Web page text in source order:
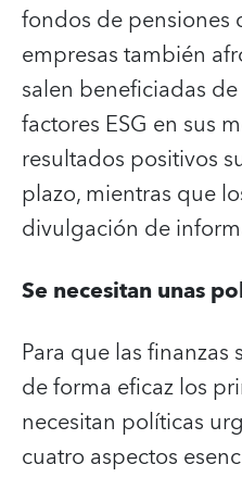
fondos de pensiones
empresas también
salen beneficiadas
factores ESG en sus
resultados positivos
plazo, mientras que
divulgación de
Se necesitan unas
Para que las
de forma eficaz los
necesitan políticas
cuatro aspectos